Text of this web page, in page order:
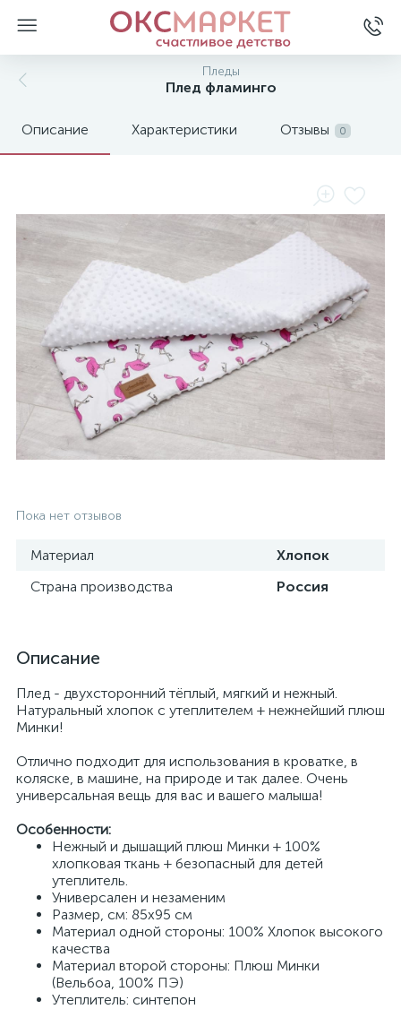
Пледы
Плед фламинго
Описание Характеристики Отзывы 0
Пока нет отзывов
Материал
Хлопок
Страна производства
Россия
Описание
Плед - двухсторонний тёплый, мягкий и нежный.
Натуральный хлопок с утеплителем + нежнейший плюш
Минки!
Отлично подходит для использования в кроватке, в
коляске, в машине, на природе и так далее. Очень
универсальная вещь для вас и вашего малыша!
Особенности:
Нежный и дышащий плюш Минки + 100%
хлопковая ткань + безопасный для детей
утеплитель.
Универсален и незаменим
Размер, см: 85х95 см
Материал одной стороны: 100% Хлопок высокого
качества
Материал второй стороны: Плюш Минки
(Вельбоа, 100% ПЭ)
Утеплитель: синтепон